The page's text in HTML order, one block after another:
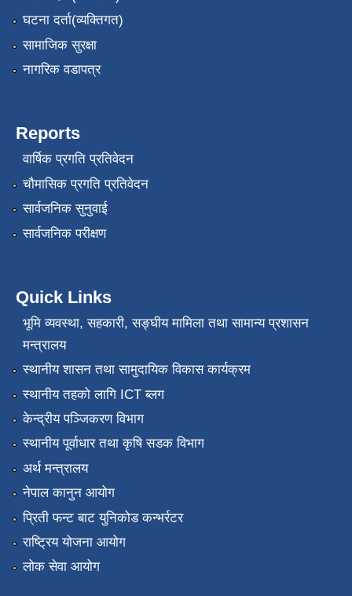
घटना दर्ता(व्यक्तिगत)
सामाजिक सुरक्षा
नागरिक वडापत्र
Reports
वार्षिक प्रगति प्रतिवेदन
चौमासिक प्रगति प्रतिवेदन
सार्वजनिक सुनुवाई
सार्वजनिक परीक्षण
Quick Links
भूमि व्यवस्था, सहकारी, सङ्‍घीय मामिला तथा सामान्य प्रशासन
मन्त्रालय
स्थानीय शासन तथा सामुदायिक विकास कार्यक्रम
स्थानीय तहको लागि ICT ब्लग
केन्द्रीय पञ्जिकरण विभाग
स्थानीय पूर्वाधार तथा कृषि सडक विभाग
अर्थ मन्त्रालय
नेपाल कानुन आयोग
प्रिती फन्ट बाट युनिकोड कन्भर्रटर
राष्ट्रिय योजना आयोग
लोक सेवा आयोग